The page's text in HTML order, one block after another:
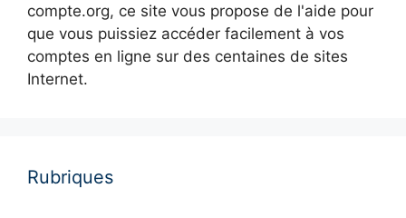
compte.org, ce site vous propose de l'aide pour
que vous puissiez accéder facilement à vos
comptes en ligne sur des centaines de sites
Internet.
Rubriques